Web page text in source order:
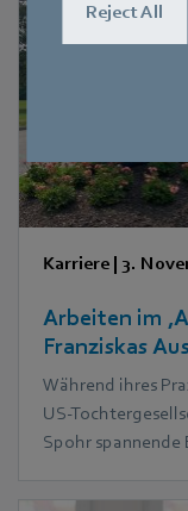
Reject All
Karriere | 3.
Arbeiten im
Franziskas
Während ihres
US-
Spohr
entdeckt die